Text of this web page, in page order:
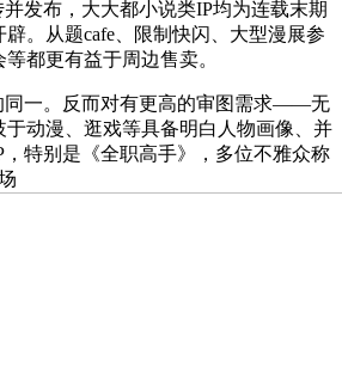
发布，大大都小说类IP均为连载末期
。从题cafe、限制快闪、大型漫展参
都更有益于周边售卖。
一。反而对有更高的审图需求——无
动漫、逛戏等具备明白人物画像、并
特别是《全职高手》，多位不雅众称